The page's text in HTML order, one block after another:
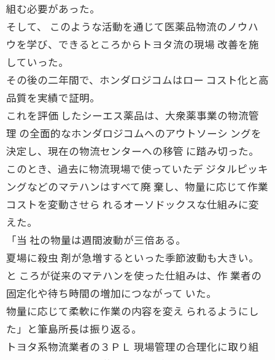
組む必要があった。
そして、 このような活動を通じて医薬品物流のノウハ
ウを学び、できるところからトヨタ流の現場 改善を施
していった。
その後の二年間で、ホンダロジコムはロー コスト化と高
品質を実績で証明。
これを評価 したシーエス薬品は、大衆薬事業の物流管
理 の全面的なホンダロジコムへのアウトソーシ ングを
決定し、現在の物流センターへの移管 に踏み切った。
このとき、過去に物流現場で使っていたデ ジタルピッキ
ングなどのマテハンはすべて廃 棄し、物量に応じて作業
コストを変動させら れるオーソドックスな仕組みに変
えた。
「当 社の物量は週間波動が三倍ある。
夏場に殺虫 剤が急増するといった季節波動も大きい。
と ころが従来のマテハンを使った仕組みは、作 業者の
固定化や待ち時間の増加につながって いた。
物量に応じて柔軟に作業の内容を変え られるようにし
た」と筆島所長は振り返る。
トヨタ系物流業者の３ＰＬ 現場管理の合理化に取り組